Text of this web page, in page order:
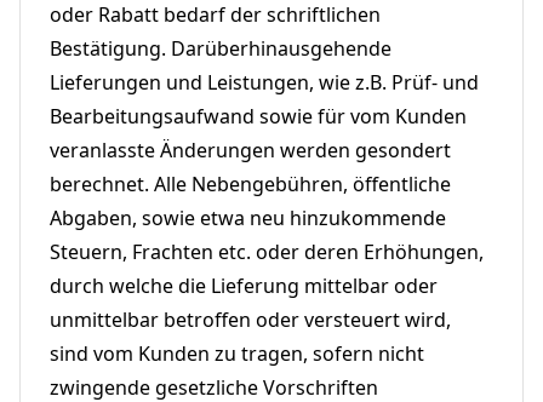
oder Rabatt bedarf der schriftlichen
Bestätigung. Darüberhinausgehende
Lieferungen und Leistungen, wie z.B. Prüf- und
Bearbeitungsaufwand sowie für vom Kunden
veranlasste Änderungen werden gesondert
berechnet. Alle Nebengebühren, öffentliche
Abgaben, sowie etwa neu hinzukommende
Steuern, Frachten etc. oder deren Erhöhungen,
durch welche die Lieferung mittelbar oder
unmittelbar betroffen oder versteuert wird,
sind vom Kunden zu tragen, sofern nicht
zwingende gesetzliche Vorschriften